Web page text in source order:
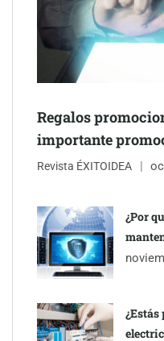
NOVA: innovación y diseño
mano de Tormo Franquicias
Regalos
importante
Revista ÉXITOIDEA
¿Por